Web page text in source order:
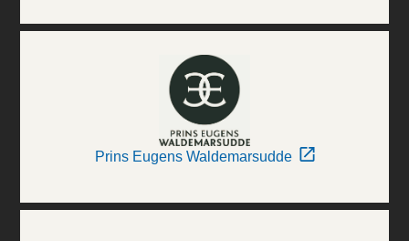
Prins Eugens Waldemarsudde